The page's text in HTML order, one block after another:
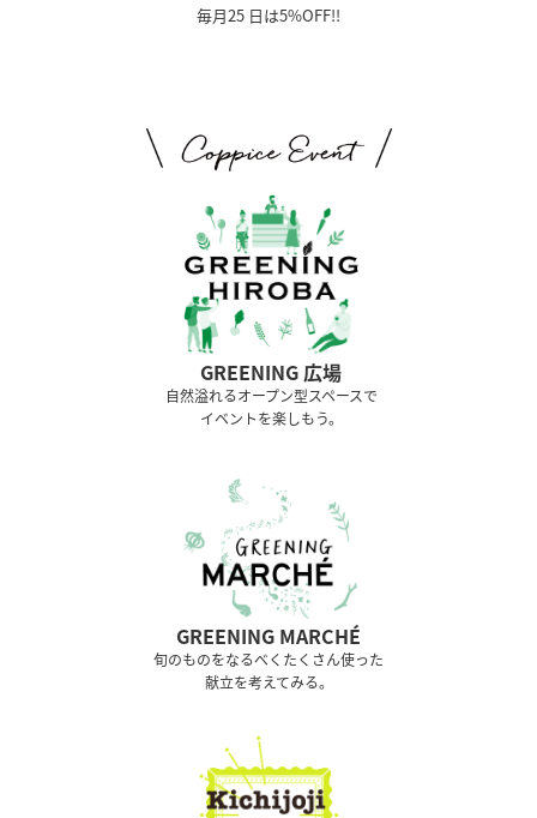
毎月25 日は5%OFF!!
GREENING 広場
⾃然溢れるオープン型スペースで
イベントを楽しもう。
GREENING MARCHÉ
旬のものをなるべくたくさん使った
献立を考えてみる。